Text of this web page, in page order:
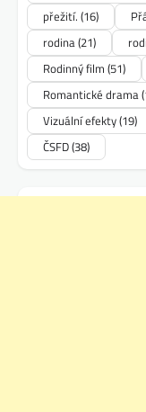
přežití. (16)
rodina(21)
Rodinný film (51)
Romantické drama
Vizuální efekty(19)
ČSFD(38)